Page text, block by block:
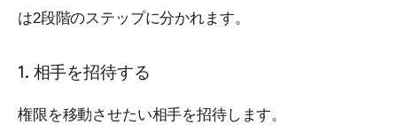
は2段階のステップに分かれます。
1. 相手を招待する
権限を移動させたい相手を招待します。